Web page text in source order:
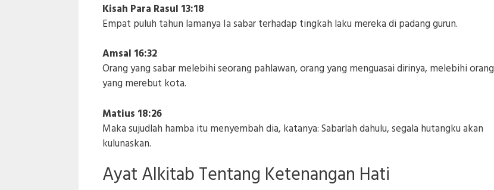
Kisah Para Rasul 13:18
Empat puluh tahun lamanya Ia sabar terhadap tingkah laku mereka di padang gurun.
Amsal 16:32
Orang yang sabar melebihi seorang pahlawan, orang yang menguasai dirinya, melebihi orang
yang merebut kota.
Matius 18:26
Maka sujudlah hamba itu menyembah dia, katanya: Sabarlah dahulu, segala hutangku akan
kulunaskan.
Ayat Alkitab Tentang Ketenangan Hati